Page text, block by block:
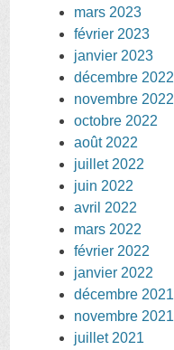
mars 2023
février 2023
janvier 2023
décembre 2022
novembre 2022
octobre 2022
août 2022
juillet 2022
juin 2022
avril 2022
mars 2022
février 2022
janvier 2022
décembre 2021
novembre 2021
juillet 2021